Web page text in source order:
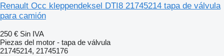
Renault Occ kleppendeksel DTI8 21745214 tapa de válvula
para camión
250 € Sin IVA
Piezas del motor - tapa de válvula
21745214, 21745176